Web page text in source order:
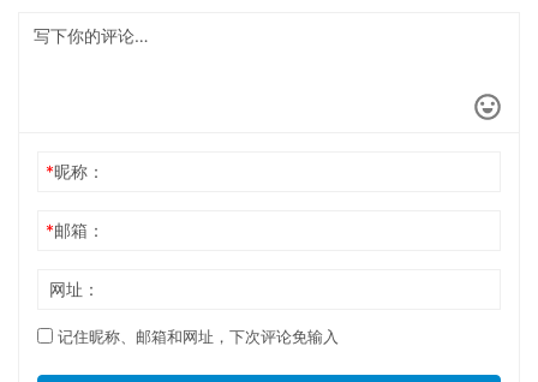
*昵称：
*邮箱：
网址：
记住昵称、邮箱和网址，下次评论免输入